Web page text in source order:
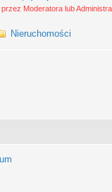
Moderatora lub
Nieruchomości